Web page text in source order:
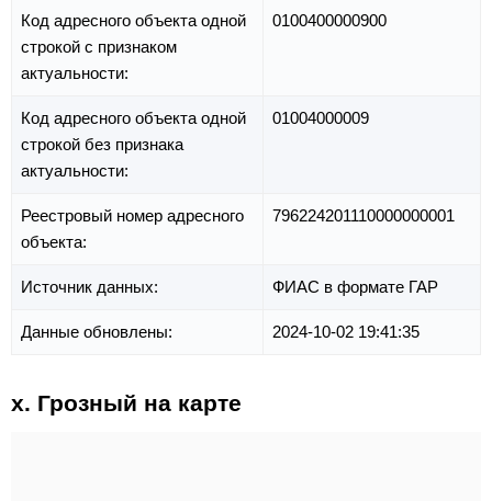
Код адресного объекта одной
строкой с признаком
актуальности:
0100400000900
Код адресного объекта одной
строкой без признака
актуальности:
01004000009
Реестровый номер адресного
объекта:
796224201110000000001
Источник данных: ФИАС в формате ГАР
Данные обновлены: 2024-10-02 19:41:35
х. Грозный на карте